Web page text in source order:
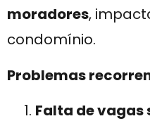
moradores,
condomínio.
Problemas
Falta de vagas